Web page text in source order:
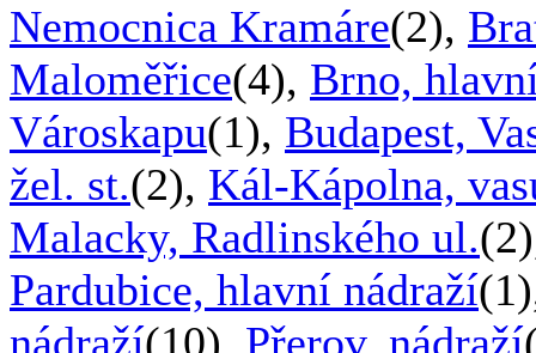
Nemocnica Kramáre(2),
Maloměřice(4), Brno,
Városkapu(1), Budapest,
žel. st.(2), Kál-Kápolna,
Malacky, Radlinského ul.
Pardubice, hlavní nádraží
nádraží(10), Přerov, nádraží